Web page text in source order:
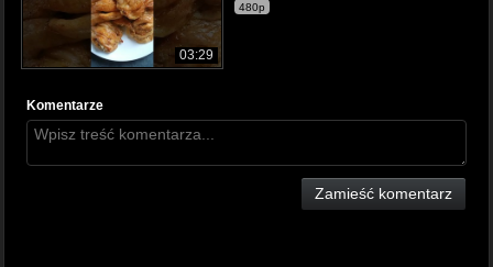
03:29
480p
Komentarze
Zamieść komentarz